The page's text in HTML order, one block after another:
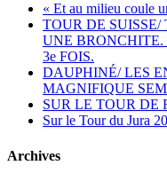
« Et au milieu coule
TOUR DE
UNE BRONCHITE.
3e FOIS.
DAUPHINÉ/ LES
MAGNIFIQUE
SUR LE TOUR DE
Sur le Tour du Jura
Archives